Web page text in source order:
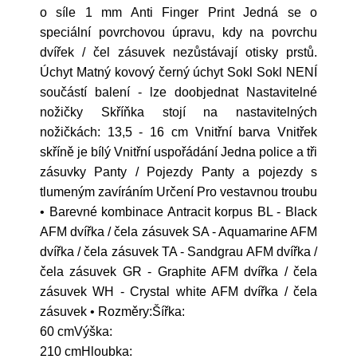
o síle 1 mm Anti Finger Print Jedná se o
speciální povrchovou úpravu, kdy na povrchu
dvířek / čel zásuvek nezůstávají otisky prstů.
Úchyt Matný kovový černý úchyt Sokl Sokl NENÍ
součástí balení - lze doobjednat Nastavitelné
nožičky Skříňka stojí na nastavitelných
nožičkách: 13,5 - 16 cm Vnitřní barva Vnitřek
skříně je bílý Vnitřní uspořádání Jedna police a tři
zásuvky Panty / Pojezdy Panty a pojezdy s
tlumeným zavíráním Určení Pro vestavnou troubu
• Barevné kombinace Antracit korpus BL - Black
AFM dvířka / čela zásuvek SA - Aquamarine AFM
dvířka / čela zásuvek TA - Sandgrau AFM dvířka /
čela zásuvek GR - Graphite AFM dvířka / čela
zásuvek WH - Crystal white AFM dvířka / čela
zásuvek • Rozměry:Šířka:
60 cmVýška:
210 cmHloubka: